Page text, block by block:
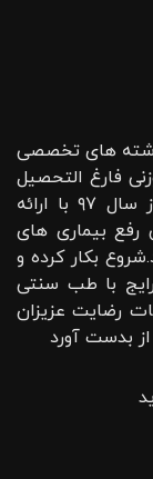
رشته های تخصصی
فارغ التحصیل
از مالزی با پروانه طبابت در استان البرز از سال ۹۷ با ارائه
رفع بیماری های
بکار کرده و
رایج با طب سنتی
رضایت عزیزان
بدست آورد